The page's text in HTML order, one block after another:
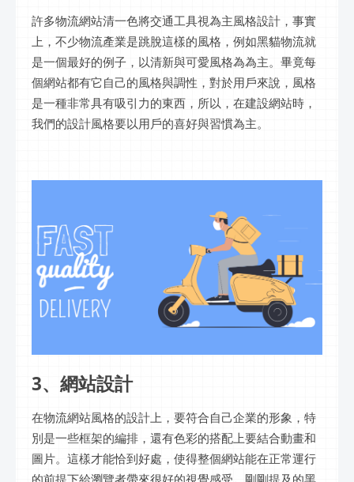
許多物流網站清一色將交通工具視為主風格設計，事實
上，不少物流產業是跳脫這樣的風格，例如黑貓物流就
是一個最好的例子，以清新與可愛風格為為主。畢竟每
個網站都有它自己的風格與調性，對於用戶來說，風格
是一種非常具有吸引力的東西，所以，在建設網站時，
我們的設計風格要以用戶的喜好與習慣為主。
3、網站設計
在物流網站風格的設計上，要符合自己企業的形象，特
別是一些框架的編排，還有色彩的搭配上要結合動畫和
圖片。這樣才能恰到好處，使得整個網站能在正常運行